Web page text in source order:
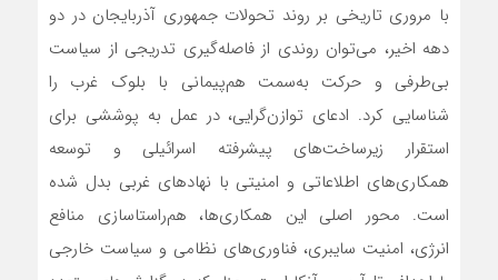
با مروری تاریخی بر روند تحولات جمهوری آذربایجان در دو
دهه اخیر، می‌توان روندی از فاصله‌گیری تدریجی از سیاست
بی‌طرفی و حرکت به‌سمت هم‌پیمانی با بلوک غرب را
شناسایی کرد. ادعای توازن‌گرایی، در عمل به پوششی برای
استقرار زیرساخت‌های پیشرفته اسرائیلی و توسعه
همکاری‌های اطلاعاتی و امنیتی با نهادهای غربی بدل شده
است. محور اصلی این همکاری‌ها، هم‌راستاسازی منافع
انرژی، امنیت سایبری، فناوری‌های نظامی و سیاست خارجی